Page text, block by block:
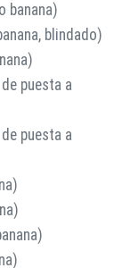
banana)
blindado)
puesta a
puesta a